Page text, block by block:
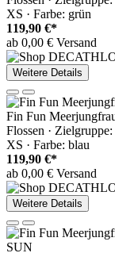
XS · Farbe: grün
119,90 €*
ab 0,00 € Versand
Weitere Details
Fin Fun
Flossen ·
XS · Farbe: blau
119,90 €*
ab 0,00 € Versand
Weitere Details